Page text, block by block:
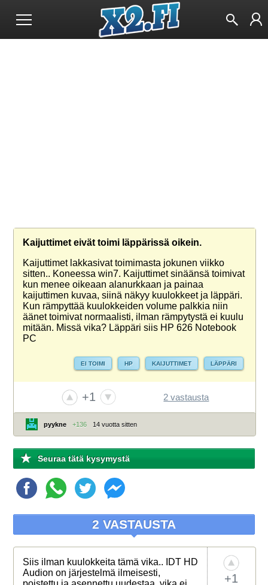
Kaijuttimet eivät toimi läppärissä oikein.
Kaijuttimet lakkasivat toimimasta jokunen viikko
sitten.. Koneessa win7. Kaijuttimet sinäänsä toimivat
kun menee oikeaan alanurkkaan ja painaa
kaijuttimen kuvaa, siinä näkyy kuulokkeet ja läppäri.
Kun rämpyttää kuulokkeiden volume palkkia niin
äänet toimivat normaalisti, ilman rämpytystä ei kuulu
mitään. Missä vika? Läppäri siis HP 626 Notebook
PC
EI TOIMI HP KAIJUTTIMET LÄPPÄRI
+1 2 vastausta
pyykne +136 14 vuotta sitten
Seuraa tätä kysymystä
2 VASTAUSTA
Siis ilman kuulokkeita tämä vika.. IDT HD
Audion on järjestelmä ilmeisesti,
+1